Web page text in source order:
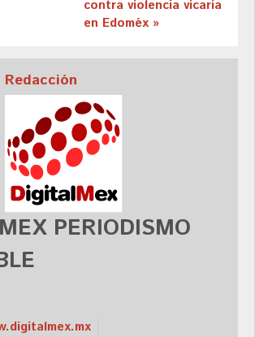
contra violencia vicaria
en Edoméx »
Redacción
PERIODISMO